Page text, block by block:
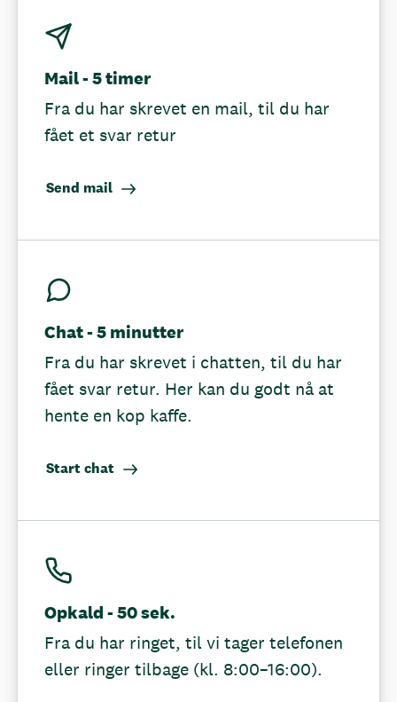
Mail - 5 timer
Fra du har skrevet en mail, til du har
fået et svar retur
Send mail
Chat - 5 minutter
Fra du har skrevet i chatten, til du har
fået svar retur. Her kan du godt nå at
hente en kop kaffe.
Start chat
Opkald - 50 sek.
Fra du har ringet, til vi tager telefonen
eller ringer tilbage (kl. 8:00–16:00).